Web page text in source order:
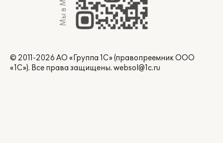
Мы в Max
© 2011-2026 АО «Группа 1С» (правопреемник ООО
«1С»). Все права защищены. websol@1c.ru